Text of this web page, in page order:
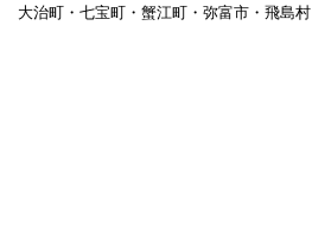
大治町・七宝町・蟹江町・弥富市・飛島村